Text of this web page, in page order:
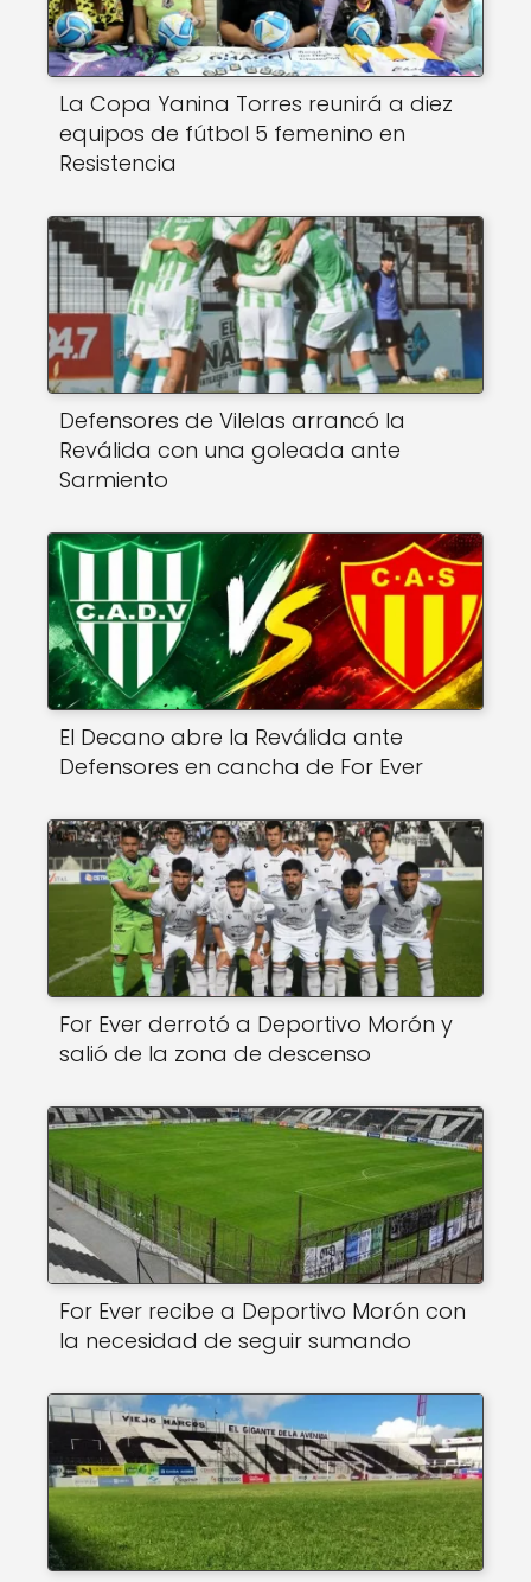
La Copa Yanina Torres reunirá a diez
equipos de fútbol 5 femenino en
Resistencia
Defensores de Vilelas arrancó la
Reválida con una goleada ante
Sarmiento
El Decano abre la Reválida ante
Defensores en cancha de For Ever
For Ever derrotó a Deportivo Morón y
salió de la zona de descenso
For Ever recibe a Deportivo Morón con
la necesidad de seguir sumando